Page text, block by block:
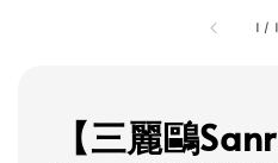
1 / 1
【三麗鷗